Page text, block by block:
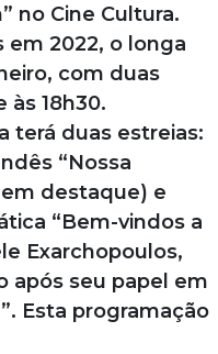
no Cine Cultura.
em 2022, o longa
com duas
às 18h30.
terá duas estreias:
“Nossa
destaque) e
“Bem-vindos a
Exarchopoulos,
após seu papel em
Esta programação